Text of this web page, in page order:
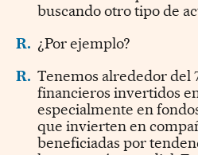
buscando otro tipo de
R. ¿Por ejemplo?
R. Tenemos alrededor del
financieros invertidos
especialmente en
que invierten en
beneficiadas por